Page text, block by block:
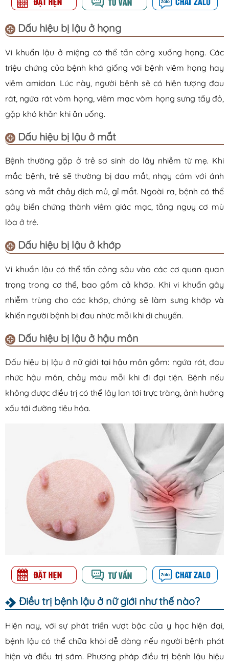
Dấu hiệu bị lậu ở họng
Vi khuẩn lậu ở miệng có thể tấn công xuống họng. Các
triệu chứng của bệnh khá giống với bệnh viêm họng hay
viêm amidan. Lúc này, người bệnh sẽ có hiện tượng đau
rát, ngứa rát vòm họng, viêm mạc vòm họng sưng tấy đỏ,
gặp khó khăn khi ăn uống.
Dấu hiệu bị lậu ở mắt
Bệnh thường gặp ở trẻ sơ sinh do lây nhiễm từ mẹ. Khi
mắc bệnh, trẻ sẽ thường bị đau mắt, nhạy cảm với ánh
sáng và mắt chảy dịch mủ, gỉ mắt. Ngoài ra, bệnh có thể
gây biến chứng thành viêm giác mạc, tăng nguy cơ mù
lòa ở trẻ.
Dấu hiệu bị lậu ở khớp
Vi khuẩn lậu có thể tấn công sâu vào các cơ quan quan
trọng trong cơ thể, bao gồm cả khớp. Khi vi khuẩn gây
nhiễm trùng cho các khớp, chúng sẽ làm sưng khớp và
khiến người bệnh bị đau nhức mỗi khi di chuyển.
Dấu hiệu bị lậu ở hậu môn
Dấu hiệu bị lậu ở nữ giới tại hậu môn gồm: ngứa rát, đau
nhức hậu môn, chảy máu mỗi khi đi đại tiện. Bệnh nếu
không được điều trị có thể lây lan tới trực tràng, ảnh hưởng
xấu tới đường tiêu hóa.
Điều trị bệnh lậu ở nữ giới như thế nào?
Hiện nay, với sự phát triển vượt bậc của y học hiện đại,
bệnh lậu có thể chữa khỏi dễ dàng nếu người bệnh phát
hiện và điều trị sớm. Phương pháp điều trị bệnh lậu hiệu